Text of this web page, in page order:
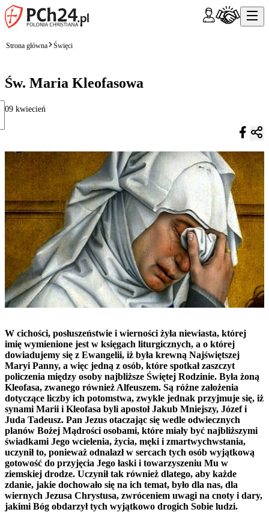
Strona główna Święci
Św. Maria Kleofasowa
09 kwiecień
W cichości, posłuszeństwie i wierności żyła niewiasta, której
imię wymienione jest w księgach liturgicznych, a o której
dowiadujemy się z Ewangelii, iż była krewną Najświętszej
Maryi Panny, a więc jedną z osób, które spotkał zaszczyt
policzenia między osoby najbliższe Świętej Rodzinie. Była żoną
Kleofasa, zwanego również Alfeuszem. Są różne założenia
dotyczące liczby ich potomstwa, zwykle jednak przyjmuje się, iż
synami Marii i Kleofasa byli apostoł Jakub Mniejszy, Józef i
Juda Tadeusz. Pan Jezus otaczając się wedle odwiecznych
planów Bożej Mądrości osobami, które miały być najbliższymi
świadkami Jego wcielenia, życia, męki i zmartwychwstania,
uczynił to, ponieważ odnalazł w sercach tych osób wyjątkową
gotowość do przyjęcia Jego łaski i towarzyszeniu Mu w
ziemskiej drodze. Uczynił tak również dlatego, aby każde
zdanie, jakie dochowało się na ich temat, było dla nas, dla
wiernych Jezusa Chrystusa, zwróceniem uwagi na cnoty i dary,
jakimi Bóg obdarzył tych wyjątkowo drogich Sobie ludzi.